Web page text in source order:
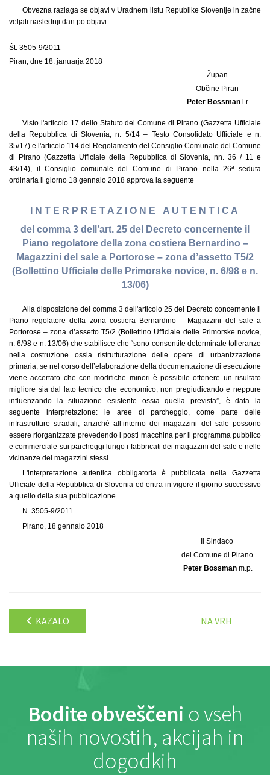
Obvezna razlaga se objavi v Uradnem listu Republike Slovenije in začne
veljati naslednji dan po objavi.
Št. 3505-9/2011
Piran, dne 18. januarja 2018
Župan
Občine Piran
Peter Bossmanl.r.
Visto l'articolo 17 dello Statuto del Comune di Pirano (Gazzetta Ufficiale
della Repubblica di Slovenia, n. 5/14 – Testo Consolidato Ufficiale e n.
35/17) e l'articolo 114 del Regolamento del Consiglio Comunale del Comune
di Pirano (Gazzetta Ufficiale della Repubblica di Slovenia, nn. 36 / 11 e
43/14), il Consiglio comunale del Comune di Pirano nella 26ª seduta
ordinaria il giorno 18 gennaio 2018 approva la seguente
I N T E R P R E T A Z I O N E A U T E N T I C A
del comma 3 dell’art. 25 del Decreto concernente il
Piano regolatore della zona costiera Bernardino –
Magazzini del sale a Portorose – zona d’assetto T5/2
(Bollettino Ufficiale delle Primorske novice, n. 6/98 e n.
13/06)
Alla disposizione del comma 3 dell'articolo 25 del Decreto concernente il
Piano regolatore della zona costiera Bernardino – Magazzini del sale a
Portorose – zona d’assetto T5/2 (Bollettino Ufficiale delle Primorske novice,
n. 6/98 e n. 13/06) che stabilisce che “sono consentite determinate tolleranze
nella costruzione ossia ristrutturazione delle opere di urbanizzazione
primaria, se nel corso dell’elaborazione della documentazione di esecuzione
viene accertato che con modifiche minori è possibile ottenere un risultato
migliore sia dal lato tecnico che economico, non pregiudicando e neppure
influenzando la situazione esistente ossia quella prevista”, è data la
seguente interpretazione: le aree di parcheggio, come parte delle
infrastrutture stradali, anziché all’interno dei magazzini del sale possono
essere riorganizzate prevedendo i posti macchina per il programma pubblico
e commerciale sui parcheggi lungo i fabbricati dei magazzini del sale e nelle
vicinanze dei magazzini stessi.
L'interpretazione autentica obbligatoria è pubblicata nella Gazzetta
Ufficiale della Repubblica di Slovenia ed entra in vigore il giorno successivo
a quello della sua pubblicazione.
N. 3505-9/2011
Pirano, 18 gennaio 2018
Il Sindaco
del Comune di Pirano
Peter Bossman m.p.
KAZALO NA VRH
Bodite obveščeni o vseh
naših novostih, akcijah in
dogodkih